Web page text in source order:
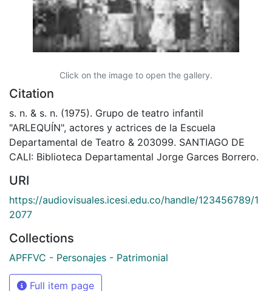
Click on the image to open the gallery.
Citation
s. n. & s. n. (1975). Grupo de teatro infantil
"ARLEQUÍN", actores y actrices de la Escuela
Departamental de Teatro & 203099. SANTIAGO DE
CALI: Biblioteca Departamental Jorge Garces Borrero.
URI
https://audiovisuales.icesi.edu.co/handle/123456789/1
2077
Collections
APFFVC - Personajes - Patrimonial
Full item page